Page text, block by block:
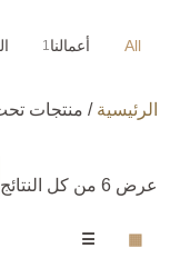
All أعمالنا1
الرئيسية / منتجات
عرض ⁦6⁩ من كل النتائج
▦
☰